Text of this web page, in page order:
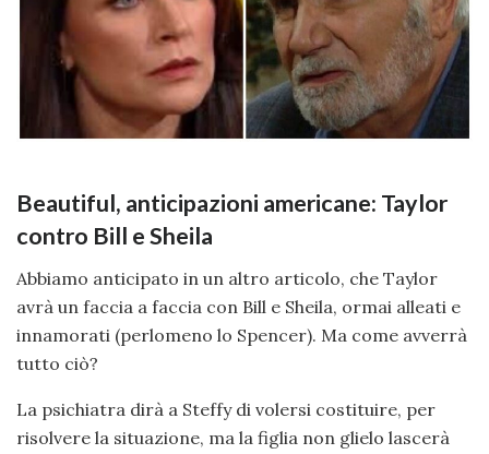
Beautiful, anticipazioni americane: Taylor
contro Bill e Sheila
Abbiamo anticipato in un altro articolo, che Taylor
avrà un faccia a faccia con Bill e Sheila, ormai alleati e
innamorati (perlomeno lo Spencer). Ma come avverrà
tutto ciò?
La psichiatra dirà a Steffy di volersi costituire, per
risolvere la situazione, ma la figlia non glielo lascerà